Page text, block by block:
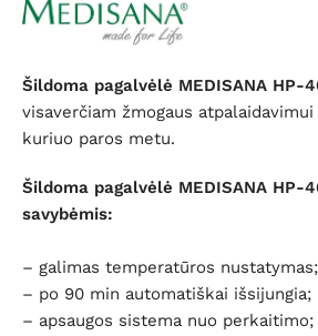
Šildoma pagalvėlė MEDISANA HP-
visaverčiam žmogaus
kuriuo paros metu.
Šildoma pagalvėlė MEDISANA HP-
savybėmis:
– galimas temperatūros nustatymas;
– po 90 min automatiškai išsijungia;
– apsaugos sistema nuo perkaitimo;